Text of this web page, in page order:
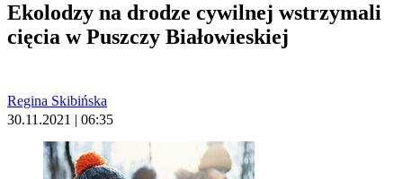
Ekolodzy na drodze cywilnej wstrzymali
cięcia w Puszczy Białowieskiej
Regina Skibińska
30.11.2021 | 06:35